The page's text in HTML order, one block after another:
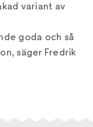
variant av
goda och så
säger Fredrik